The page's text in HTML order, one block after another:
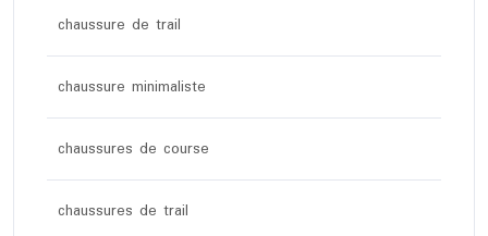
chaussure de trail
chaussure minimaliste
chaussures de course
chaussures de trail